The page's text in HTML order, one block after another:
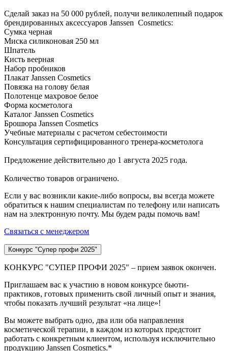
Сделай заказ на 50 000 рублей, получи великолепный подарок
брендированных аксессуаров Janssen Cosmetics:
Сумка черная
Миска силиконовая 250 мл
Шпатель
Кисть веерная
Набор пробников
Плакат Janssen Cosmetics
Повязка на голову белая
Полотенце махровое белое
Форма косметолога
Каталог Janssen Cosmetics
Брошюра Janssen Cosmetics
Учебные материалы с расчетом себестоимости
Консультация сертифицированного тренера-косметолога
Предложение действительно до 1 августа 2025 года.
Количество товаров ограничено.
Если у вас возникли какие-либо вопросы, вы всегда можете
обратиться к нашим специалистам по телефону или написать
нам на электронную почту. Мы будем рады помочь вам!
Связаться с менеджером
Конкурс "Супер профи 2025"
КОНКУРС "СУПЕР ПРОФИ 2025" – прием заявок окончен.
Приглашаем вас к участию в новом конкурсе бьюти-
практиков, готовых применить свой личный опыт и знания,
чтобы показать лучший результат «на лице»!
Вы можете выбрать одно, два или оба направления
косметической терапии, в каждом из которых предстоит
работать с конкретным клиентом, используя исключительно
продукцию Janssen Cosmetics.*